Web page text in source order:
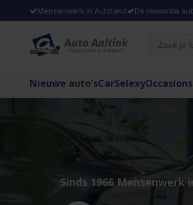
Mensenwerk in Autoland De nieuwste
Nieuwe auto'sCarSelexyOccasions
Sinds 1966 Mensenwerk